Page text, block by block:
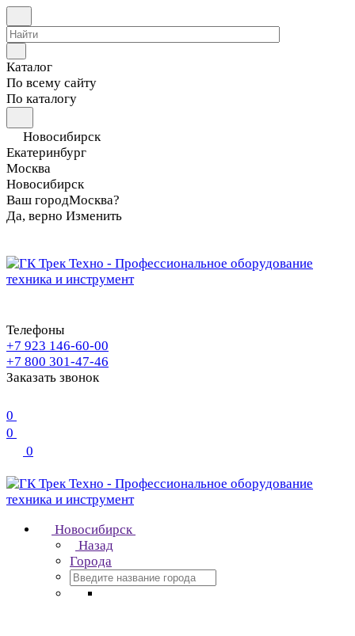
Каталог
По всему сайту
По каталогу
Новосибирск
Екатеринбург
Москва
Новосибирск
Ваш городМосква?
Да, верно Изменить
Телефоны
+7 923 146-60-00
+7 800 301-47-46
Заказать звонок
0
0
0
Новосибирск
Назад
Города